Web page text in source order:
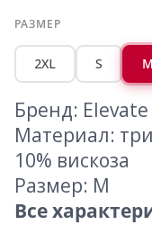
РАЗМЕР
2XL S M
Бренд: Elevate
Материал:
10% вискоза
Размер: M
Все